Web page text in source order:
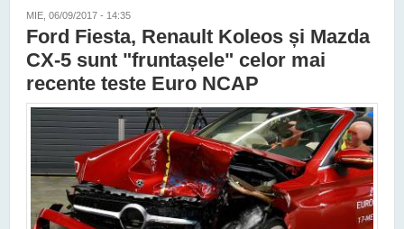
MIE, 06/09/2017 - 14:35
Ford Fiesta, Renault Koleos și Mazda
CX-5 sunt "fruntașele" celor mai
recente teste Euro NCAP